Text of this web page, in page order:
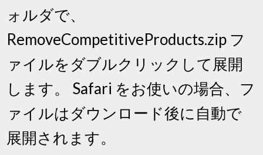
ォルダで、
RemoveCompetitiveProducts.zip フ
ァイルをダブルクリックして展開
します。 Safari をお使いの場合、フ
ァイルはダウンロード後に自動で
展開されます。